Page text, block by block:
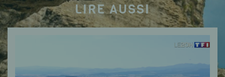
LIRE AUSSI